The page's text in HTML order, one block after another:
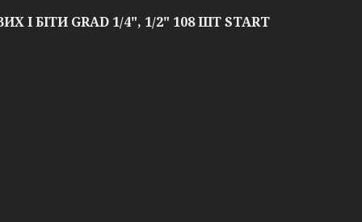
І БІТИ GRAD 1/4", 1/2" 108 ШТ START